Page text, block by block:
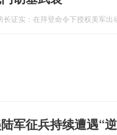
长证实：在拜登命令下授权美军
军征兵持续遭遇“